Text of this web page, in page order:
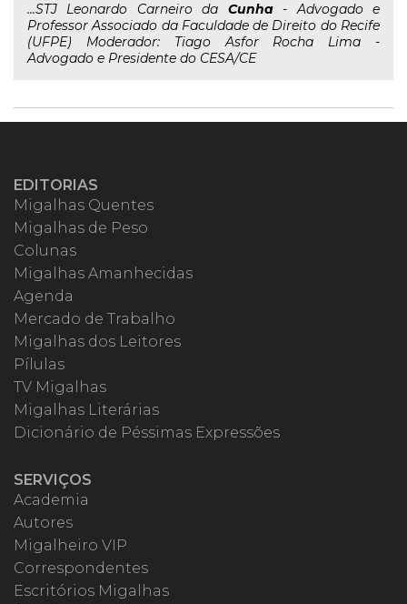
...STJ Leonardo Carneiro da Cunha- Advogado e
Professor Associado da Faculdade de Direito do Recife
(UFPE) Moderador: Tiago Asfor Rocha Lima -
Advogado e Presidente do CESA/CE
EDITORIAS
Migalhas Quentes
Migalhas de Peso
Colunas
Migalhas Amanhecidas
Agenda
Mercado de Trabalho
Migalhas dos Leitores
Pílulas
TV Migalhas
Migalhas Literárias
Dicionário de Péssimas Expressões
SERVIÇOS
Academia
Autores
Migalheiro VIP
Correspondentes
Escritórios Migalhas